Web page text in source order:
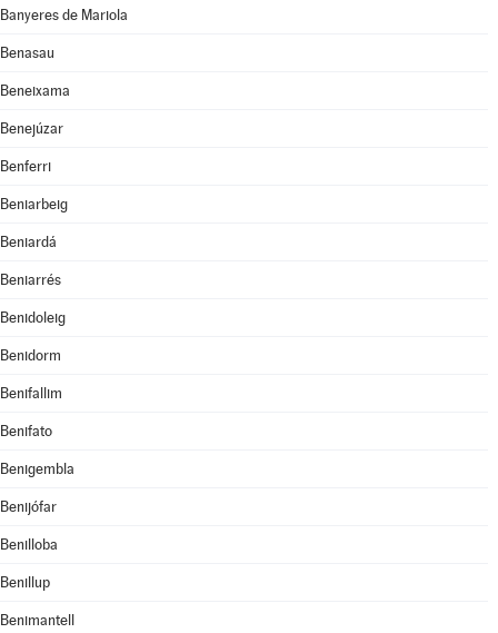
Banyeres de Mariola
Benasau
Beneixama
Benejúzar
Benferri
Beniarbeig
Beniardá
Beniarrés
Benidoleig
Benidorm
Benifallim
Benifato
Benigembla
Benijófar
Benilloba
Benillup
Benimantell